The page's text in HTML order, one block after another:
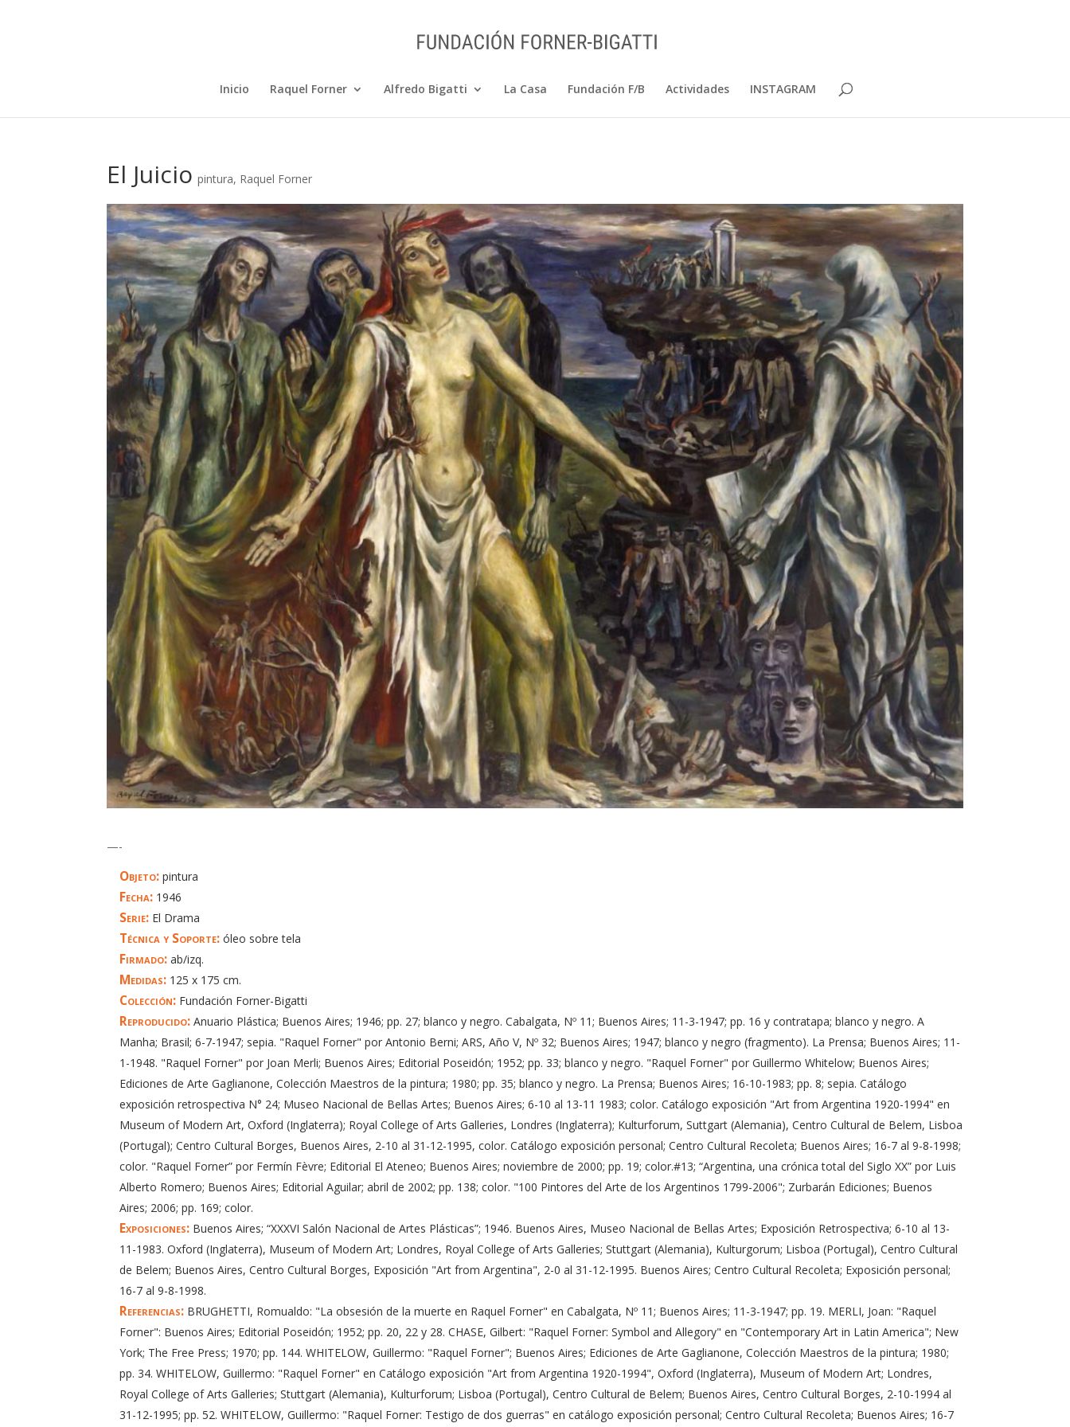
Inicio Raquel Forner Alfredo Bigatti La Casa Fundación F/B Actividades INSTAGRAM
El Juicio pintura, Raquel Forner
—-
Objeto: pintura
Fecha: 1946
Serie: El Drama
Técnica y Soporte: óleo sobre tela
Firmado: ab/izq.
Medidas: 125 x 175 cm.
Colección: Fundación Forner-Bigatti
Reproducido: Anuario Plástica; Buenos Aires; 1946; pp. 27; blanco y negro. Cabalgata, Nº 11; Buenos Aires; 11-3-1947; pp. 16 y contratapa; blanco y negro. A
Manha; Brasil; 6-7-1947; sepia. "Raquel Forner" por Antonio Berni; ARS, Año V, Nº 32; Buenos Aires; 1947; blanco y negro (fragmento). La Prensa; Buenos Aires; 11-
1-1948. "Raquel Forner" por Joan Merli; Buenos Aires; Editorial Poseidón; 1952; pp. 33; blanco y negro. "Raquel Forner" por Guillermo Whitelow; Buenos Aires;
Ediciones de Arte Gaglianone, Colección Maestros de la pintura; 1980; pp. 35; blanco y negro. La Prensa; Buenos Aires; 16-10-1983; pp. 8; sepia. Catálogo
exposición retrospectiva N° 24; Museo Nacional de Bellas Artes; Buenos Aires; 6-10 al 13-11 1983; color. Catálogo exposición "Art from Argentina 1920-1994" en
Museum of Modern Art, Oxford (Inglaterra); Royal College of Arts Galleries, Londres (Inglaterra); Kulturforum, Suttgart (Alemania), Centro Cultural de Belem, Lisboa
(Portugal); Centro Cultural Borges, Buenos Aires, 2-10 al 31-12-1995, color. Catálogo exposición personal; Centro Cultural Recoleta; Buenos Aires; 16-7 al 9-8-1998;
color. "Raquel Forner” por Fermín Fèvre; Editorial El Ateneo; Buenos Aires; noviembre de 2000; pp. 19; color.#13; “Argentina, una crónica total del Siglo XX” por Luis
Alberto Romero; Buenos Aires; Editorial Aguilar; abril de 2002; pp. 138; color. "100 Pintores del Arte de los Argentinos 1799-2006"; Zurbarán Ediciones; Buenos
Aires; 2006; pp. 169; color.
Exposiciones: Buenos Aires; “XXXVI Salón Nacional de Artes Plásticas”; 1946. Buenos Aires, Museo Nacional de Bellas Artes; Exposición Retrospectiva; 6-10 al 13-
11-1983. Oxford (Inglaterra), Museum of Modern Art; Londres, Royal College of Arts Galleries; Stuttgart (Alemania), Kulturgorum; Lisboa (Portugal), Centro Cultural
de Belem; Buenos Aires, Centro Cultural Borges, Exposición "Art from Argentina", 2-0 al 31-12-1995. Buenos Aires; Centro Cultural Recoleta; Exposición personal;
16-7 al 9-8-1998.
Referencias: BRUGHETTI, Romualdo: "La obsesión de la muerte en Raquel Forner" en Cabalgata, Nº 11; Buenos Aires; 11-3-1947; pp. 19. MERLI, Joan: "Raquel
Forner": Buenos Aires; Editorial Poseidón; 1952; pp. 20, 22 y 28. CHASE, Gilbert: "Raquel Forner: Symbol and Allegory" en "Contemporary Art in Latin America"; New
York; The Free Press; 1970; pp. 144. WHITELOW, Guillermo: "Raquel Forner"; Buenos Aires; Ediciones de Arte Gaglianone, Colección Maestros de la pintura; 1980;
pp. 34. WHITELOW, Guillermo: "Raquel Forner" en Catálogo exposición "Art from Argentina 1920-1994", Oxford (Inglaterra), Museum of Modern Art; Londres,
Royal College of Arts Galleries; Stuttgart (Alemania), Kulturforum; Lisboa (Portugal), Centro Cultural de Belem; Buenos Aires, Centro Cultural Borges, 2-10-1994 al
31-12-1995; pp. 52. WHITELOW, Guillermo: "Raquel Forner: Testigo de dos guerras" en catálogo exposición personal; Centro Cultural Recoleta; Buenos Aires; 16-7